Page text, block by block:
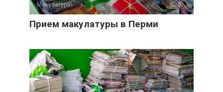
Макулатура 0
Прием макулатуры в Перми